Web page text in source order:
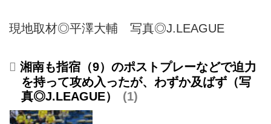
現地取材◎平澤大輔 写真◎J.LEAGUE
湘南も指宿（9）のポストプレーなどで迫力
を持って攻め入ったが、わずか及ばず（写
真◎J.LEAGUE）
1